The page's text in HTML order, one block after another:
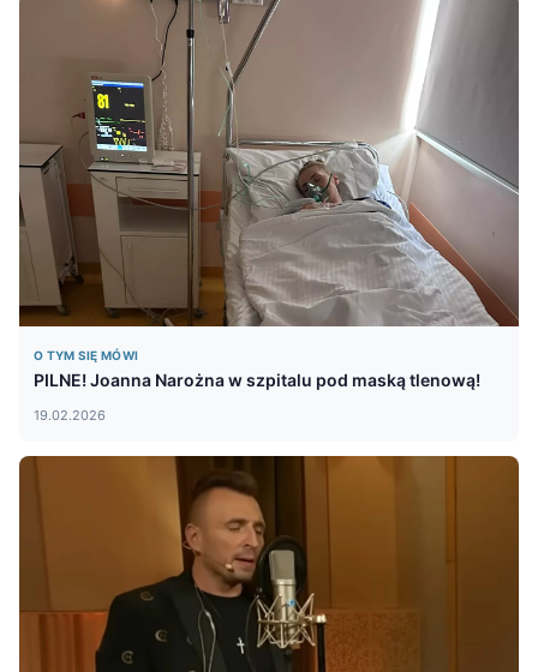
O TYM SIĘ MÓWI
PILNE! Joanna Narożna w szpitalu pod maską tlenową!
19.02.2026